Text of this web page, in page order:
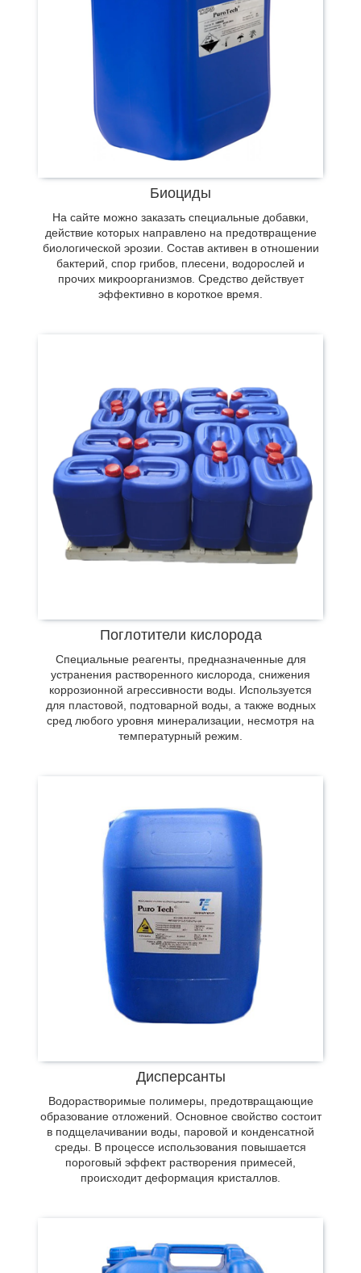
Биоциды
На сайте можно заказать специальные добавки,
действие которых направлено на предотвращение
биологической эрозии. Состав активен в отношении
бактерий, спор грибов, плесени, водорослей и
прочих микроорганизмов. Средство действует
эффективно в короткое время.
Специальные реагенты, предназначенные для
устранения растворенного кислорода, снижения
коррозионной агрессивности воды.
Используется для пластовой, подтоварной
минерализации, несмотря на температурный
режим.
Поглотители кислорода
Специальные реагенты, предназначенные для
устранения растворенного кислорода, снижения
коррозионной агрессивности воды. Используется
для пластовой, подтоварной воды, а также водных
сред любого уровня минерализации, несмотря на
температурный режим.
Основное свойство состоит в подщелачивании
воды, паровой и конденсатной среды. В
пороговый эффект растворения примесей,
происходит деформация кристаллов.
Дисперсанты
Водорастворимые полимеры, предотвращающие
образование отложений. Основное свойство состоит
в подщелачивании воды, паровой и конденсатной
среды. В процессе использования повышается
пороговый эффект растворения примесей,
происходит деформация кристаллов.
биопленки, микрочастицы, которые снижают
производительность мембранных установок. В
отложения, при этом вред мембранным
элементам не наносится.